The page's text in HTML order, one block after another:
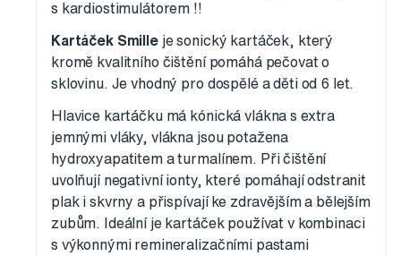
s kardiostimulátorem !!
Kartáček Smilleje sonický kartáček, který
kromě kvalitního čištění pomáhá pečovat o
sklovinu. Je vhodný pro dospělé a děti od 6 let.
Hlavice kartáčku má kónická vlákna s extra
jemnými vláky, vlákna jsou potažena
hydroxyapatitem a turmalínem. Při čištění
uvolňují negativní ionty, které pomáhají odstranit
plak i skvrny a přispívají ke zdravějším a bělejším
zubům. Ideální je kartáček používat v kombinaci
s výkonnými remineralizačními pastami